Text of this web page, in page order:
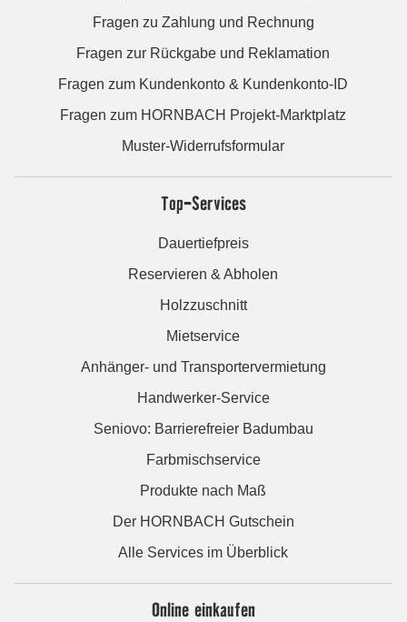
Fragen zu Zahlung und Rechnung
Fragen zur Rückgabe und Reklamation
Fragen zum Kundenkonto & Kundenkonto-ID
Fragen zum HORNBACH Projekt-Marktplatz
Muster-Widerrufsformular
Top-Services
Dauertiefpreis
Reservieren & Abholen
Holzzuschnitt
Mietservice
Anhänger- und Transportervermietung
Handwerker-Service
Seniovo: Barrierefreier Badumbau
Farbmischservice
Produkte nach Maß
Der HORNBACH Gutschein
Alle Services im Überblick
Online einkaufen